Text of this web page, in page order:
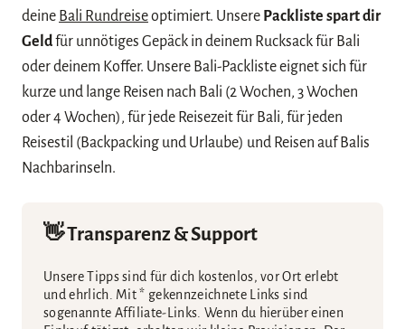
deine Bali Rundreiseoptimiert. Unsere Packliste spart dir
Geldfür unnötiges Gepäck in deinem Rucksack für Bali
oder deinem Koffer. Unsere Bali-Packliste eignet sich für
kurze und lange Reisen nach Bali (2 Wochen, 3 Wochen
oder 4 Wochen), für jede Reisezeit für Bali, für jeden
Reisestil (Backpacking und Urlaube) und Reisen auf Balis
Nachbarinseln.
👋 Transparenz & Support
Unsere Tipps sind für dich kostenlos, vor Ort erlebt
und ehrlich. Mit * gekennzeichnete Links sind
sogenannte Affiliate-Links. Wenn du hierüber einen